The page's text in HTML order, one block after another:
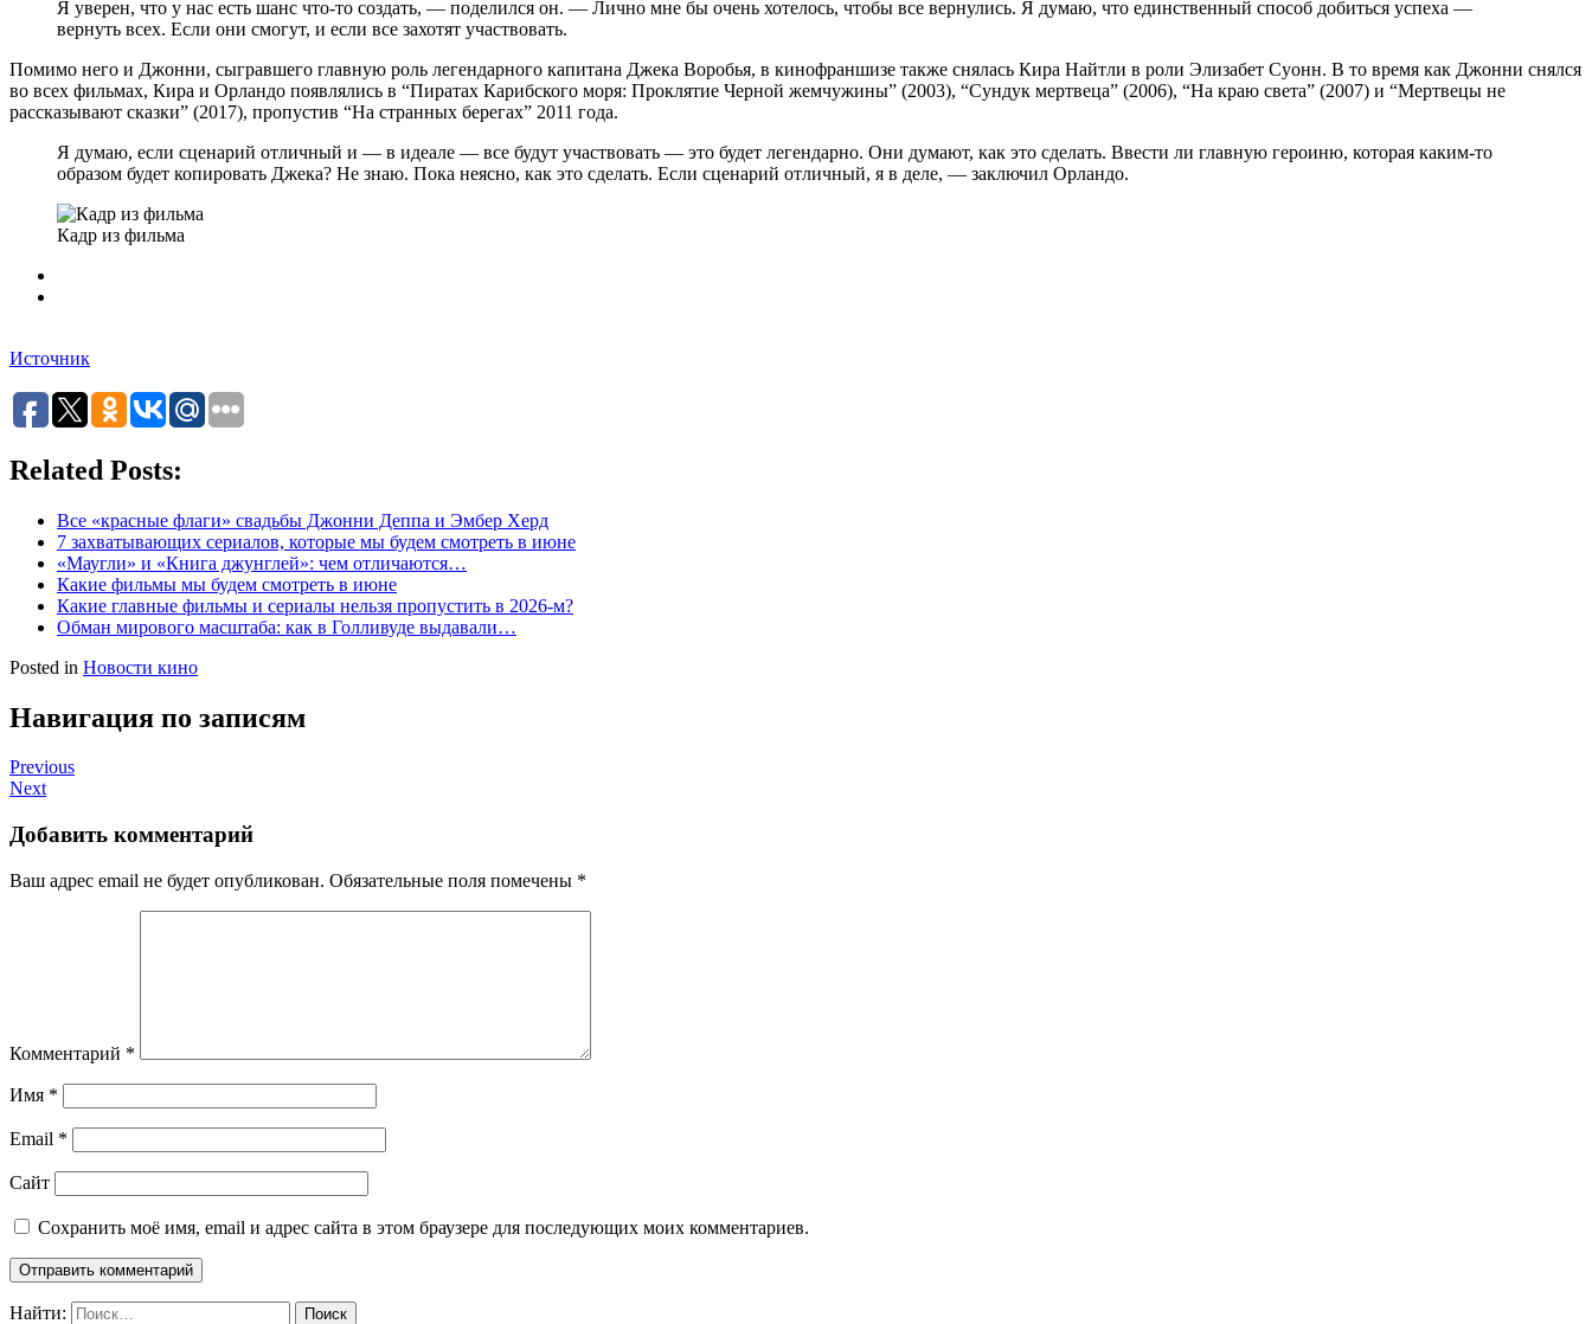
Я уверен, что у нас есть шанс что-то создать, — поделился он. — Лично мне бы очень хотелось, чтобы все вернулись. Я думаю, что единственный способ добиться успеха —
вернуть всех. Если они смогут, и если все захотят участвовать.
Помимо него и Джонни, сыгравшего главную роль легендарного капитана Джека Воробья, в кинофраншизе также снялась Кира Найтли в роли Элизабет Суонн. В то время как Джонни снялся
во всех фильмах, Кира и Орландо появлялись в “Пиратах Карибского моря: Проклятие Черной жемчужины” (2003), “Сундук мертвеца” (2006), “На краю света” (2007) и “Мертвецы не
рассказывают сказки” (2017), пропустив “На странных берегах” 2011 года.
Я думаю, если сценарий отличный и — в идеале — все будут участвовать — это будет легендарно. Они думают, как это сделать. Ввести ли главную героиню, которая каким-то
образом будет копировать Джека? Не знаю. Пока неясно, как это сделать. Если сценарий отличный, я в деле, — заключил Орландо.
Кадр из фильма
Источник
Related Posts:
Все «красные флаги» свадьбы Джонни Деппа и Эмбер Херд
7 захватывающих сериалов, которые мы будем смотреть в июне
«Маугли» и «Книга джунглей»: чем отличаются…
Какие фильмы мы будем смотреть в июне
Какие главные фильмы и сериалы нельзя пропустить в 2026-м?
Обман мирового масштаба: как в Голливуде выдавали…
Posted in Новости кино
Навигация по записям
Previous
Next
Добавить комментарий
Ваш адрес email не будет опубликован. Обязательные поля помечены *
Комментарий *
Имя *
Email *
Сайт
Сохранить моё имя, email и адрес сайта в этом браузере для последующих моих комментариев.
Найти: